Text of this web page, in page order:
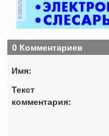
0 Комментариев
Имя:
Текст
комментария: